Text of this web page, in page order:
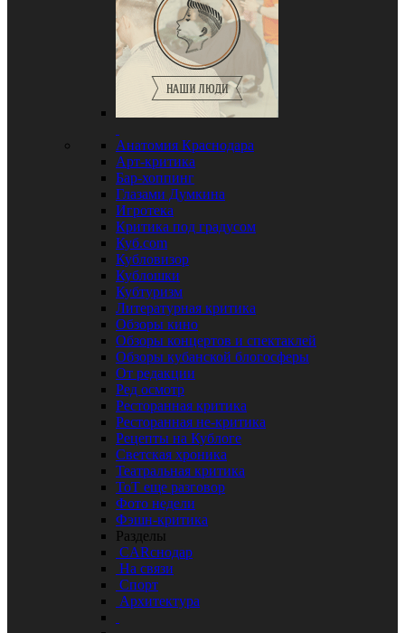
Анатомия Краснодара
Арт-критика
Бар-хоппинг
Глазами Думкина
Игротека
Критика под градусом
Куб.com
Кубловизор
Кублошки
Кубтуризм
Литературная критика
Обзоры кино
Обзоры концертов и спектаклей
Обзоры кубанской блогосферы
От редакции
Ред осмотр
Ресторанная критика
Ресторанная не-критика
Рецепты на Кублоге
Светская хроника
Театральная критика
ТоТ еще разговор
Фото недели
Фэшн-критика
Разделы
CARснодар
На связи
Спорт
Архитектура